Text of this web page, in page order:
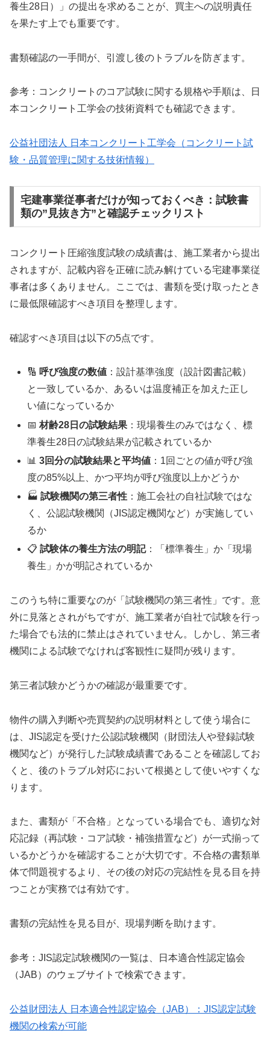
養生28日）」の提出を求めることが、買主への説明責任
を果たす上でも重要です。
書類確認の一手間が、引渡し後のトラブルを防ぎます。
参考：コンクリートのコア試験に関する規格や手順は、日
本コンクリート工学会の技術資料でも確認できます。
公益社団法人 日本コンクリート工学会（コンクリート試
験・品質管理に関する技術情報）
宅建事業従事者だけが知っておくべき：試験書
類の”見抜き方”と確認チェックリスト
コンクリート圧縮強度試験の成績書は、施工業者から提出
されますが、記載内容を正確に読み解けている宅建事業従
事者は多くありません。ここでは、書類を受け取ったとき
に最低限確認すべき項目を整理します。
確認すべき項目は以下の5点です。
🔢 呼び強度の数値 ：設計基準強度（設計図書記載）
と一致しているか、あるいは温度補正を加えた正し
い値になっているか
📅材齢28日の試験結果 ：現場養生のみではなく、標
準養生28日の試験結果が記載されているか
📊3回分の試験結果と平均値 ：1回ごとの値が呼び強
度の85%以上、かつ平均が呼び強度以上かどうか
🏭試験機関の第三者性 ：施工会社の自社試験ではな
く、公認試験機関（JIS認定機関など）が実施してい
るか
📋試験体の養生方法の明記：「標準養生」か「現場
養生」かが明記されているか
このうち特に重要なのが「試験機関の第三者性」です。意
外に見落とされがちですが、施工業者が自社で試験を行っ
た場合でも法的に禁止はされていません。しかし、第三者
機関による試験でなければ客観性に疑問が残ります。
第三者試験かどうかの確認が最重要です。
物件の購入判断や売買契約の説明材料として使う場合に
は、JIS認定を受けた公認試験機関（財団法人や登録試験
機関など）が発行した試験成績書であることを確認してお
くと、後のトラブル対応において根拠として使いやすくな
ります。
また、書類が「不合格」となっている場合でも、適切な対
応記録（再試験・コア試験・補強措置など）が一式揃って
いるかどうかを確認することが大切です。不合格の書類単
体で問題視するより、その後の対応の完結性を見る目を持
つことが実務では有効です。
書類の完結性を見る目が、現場判断を助けます。
参考：JIS認定試験機関の一覧は、日本適合性認定協会
（JAB）のウェブサイトで検索できます。
公益財団法人 日本適合性認定協会（JAB）：JIS認定試験
機関の検索が可能